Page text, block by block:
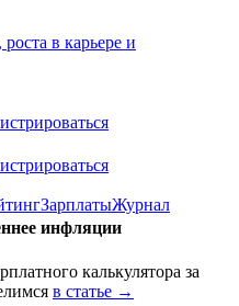
в карьере и
ЗарплатыЖурнал
инфляции
калькулятора за
в статье →